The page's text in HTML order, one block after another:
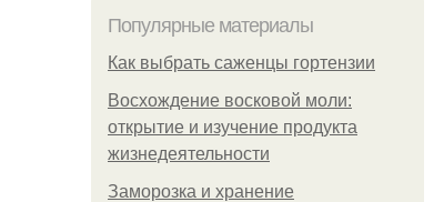
Популярные материалы
Как выбрать саженцы гортензии
Восхождение восковой моли:
открытие и изучение продукта
жизнедеятельности
Заморозка и хранение